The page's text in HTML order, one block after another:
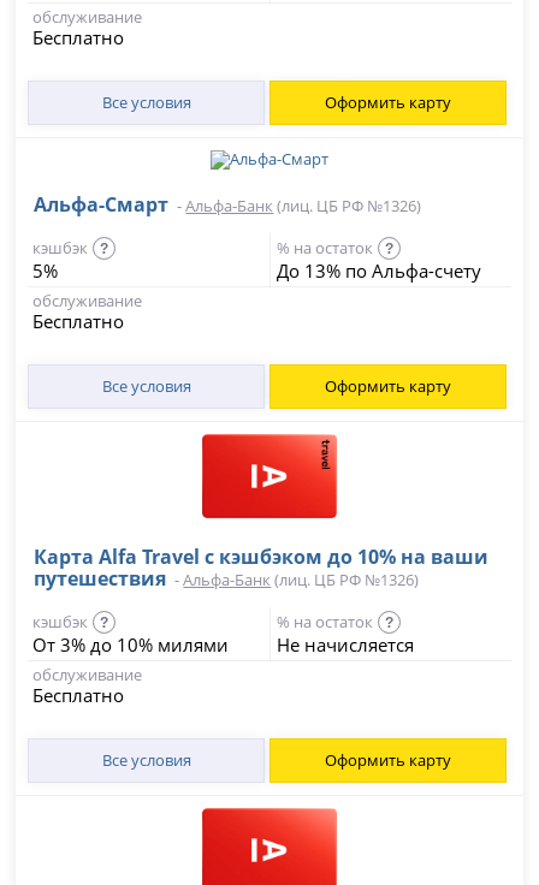
обслуживание
Бесплатно
Все условия Оформить карту
Альфа‑Смарт -Альфа-Банк (лиц. ЦБ РФ №1326)
кэшбэк
?
5%
% на остаток ?
До 13% по Альфа-счету
обслуживание
Бесплатно
Все условия Оформить карту
Карта Alfa Travel c кэшбэком до 10% на ваши
путешествия -Альфа-Банк (лиц. ЦБ РФ №1326)
кэшбэк
?
От 3% до 10% милями
% на остаток ?
Не начисляется
обслуживание
Бесплатно
Все условия Оформить карту